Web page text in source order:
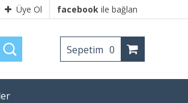
Üye Ol facebook ile bağlan
Sepetim 0